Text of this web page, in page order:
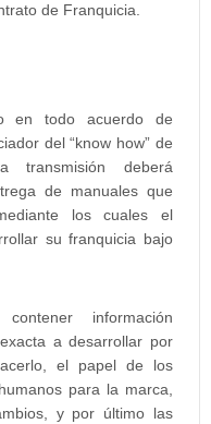
de Franquicia.
en todo acuerdo de
del “know how” de
transmisión deberá
de manuales que
los cuales el
su franquicia bajo
información
a desarrollar por
el papel de los
para la marca,
y por último las